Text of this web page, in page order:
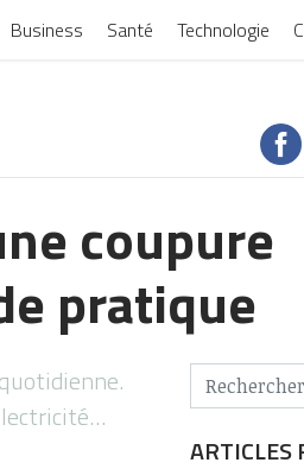
Business Santé Technologie
coupure
pratique
ARTICLES